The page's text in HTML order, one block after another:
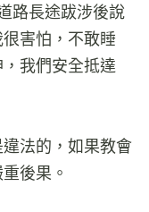
路長途跋涉後說
害怕，不敢睡
我們安全抵達
法的，如果教會
後果。